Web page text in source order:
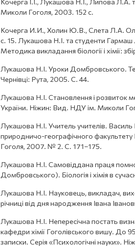
Миколи Гоголя, 2003. 152 с.
Кочерга И.И., Холин Ю.В., Слета Л.А.
с. 15. Лукашова Н.І. та студенти Гармаш
Методика викладання біології і хімії:
Лукашова Н.І. Уроки Домбровського.
Чернівці: Рута, 2005. С. 44.
Лукашова Н.І. Становлення і розвиток
України. Ніжин: Вид. НДУ ім. Миколи
Лукашова Н.І. Учитель учителів.
природничо-географічного факультету
Гоголя, 2007. № 2. С. 171–175.
Лукашова Н.І. Самовіддана праця
Домбровського). Біологія і хімія в
Лукашова Н.І. Науковець, викладач,
річниці від дня народження Івана
Лукашова Н.І. Непересічна постать
кафедри хімії Гоголівського вишу. До
записки. Серія «Психологічні